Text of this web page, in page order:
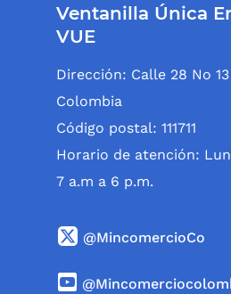
Ventanilla Única
VUE
Dirección: Calle 28 No
Colombia
Código postal: 111711
Horario de atención:
7 a.m a 6 p.m.
@MincomercioCo